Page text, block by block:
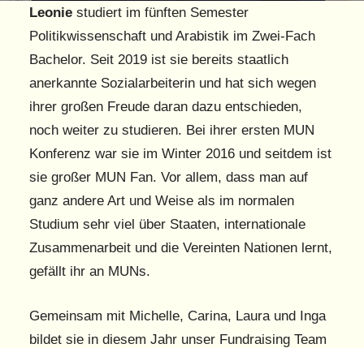
Leoniestudiert im fünften Semester
Politikwissenschaft und Arabistik im Zwei-Fach
Bachelor. Seit 2019 ist sie bereits staatlich
anerkannte Sozialarbeiterin und hat sich wegen
ihrer großen Freude daran dazu entschieden,
noch weiter zu studieren. Bei ihrer ersten MUN
Konferenz war sie im Winter 2016 und seitdem ist
sie großer MUN Fan. Vor allem, dass man auf
ganz andere Art und Weise als im normalen
Studium sehr viel über Staaten, internationale
Zusammenarbeit und die Vereinten Nationen lernt,
gefällt ihr an MUNs.
Gemeinsam mit Michelle, Carina, Laura und Inga
bildet sie in diesem Jahr unser Fundraising Team